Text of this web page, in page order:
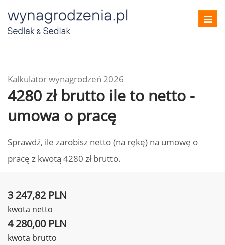
Kalkulator wynagrodzeń 2026
4280 zł brutto ile to netto -
umowa o pracę
Sprawdź, ile zarobisz netto (na rękę) na umowę o
pracę z kwotą 4280 zł brutto.
3 247,82 PLN
kwota netto
4 280,00 PLN
kwota brutto